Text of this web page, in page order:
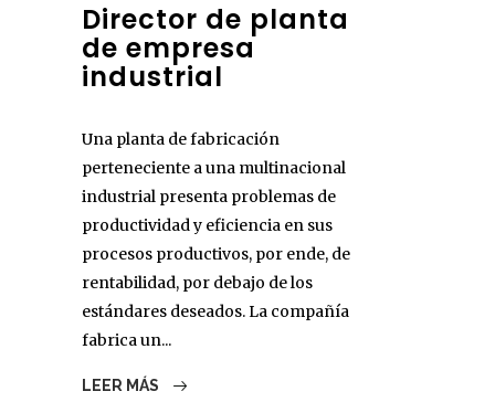
Director de planta
de empresa
industrial
Una planta de fabricación
perteneciente a una multinacional
industrial presenta problemas de
productividad y eficiencia en sus
procesos productivos, por ende, de
rentabilidad, por debajo de los
estándares deseados. La compañía
fabrica un...
LEER MÁS